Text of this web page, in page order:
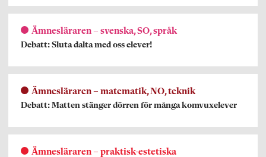
Ämnesläraren – svenska, SO, språk
Debatt: Sluta dalta med oss elever!
Ämnesläraren – matematik, NO, teknik
Debatt: Matten stänger dörren för många komvuxelever
Ämnesläraren – praktisk-estetiska